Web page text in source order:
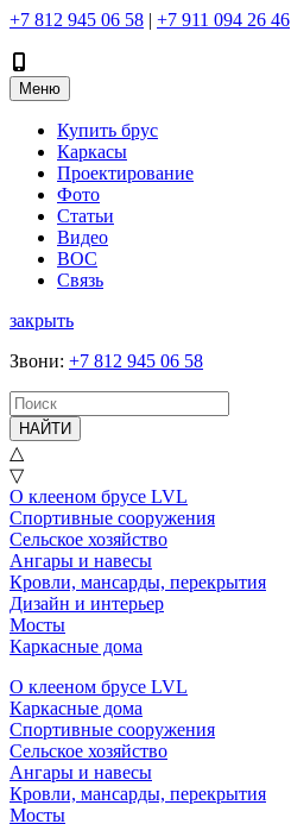
+7 812 945 06 58 | +7 911 094 26 46
Меню
Купить брус
Каркасы
Проектирование
Фото
Статьи
Видео
ВОС
Связь
закрыть
Звони: +7 812 945 06 58
НАЙТИ
△
▽
О клееном брусе LVL
Спортивные сооружения
Сельское хозяйство
Ангары и навесы
Кровли, мансарды, перекрытия
Дизайн и интерьер
Мосты
Каркасные дома
О клееном брусе LVL
Каркасные дома
Спортивные сооружения
Сельское хозяйство
Ангары и навесы
Кровли, мансарды, перекрытия
Мосты